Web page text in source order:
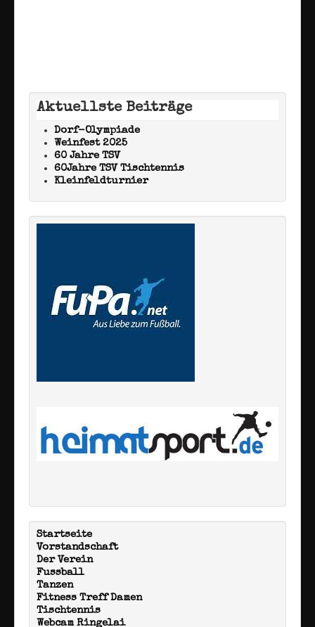
Aktuellste Beiträge
Dorf-Olympiade
Weinfest 2025
60 Jahre TSV
60Jahre TSV Tischtennis
Kleinfeldturnier
Startseite
Vorstandschaft
Der Verein
Fussball
Tanzen
Fitness Treff Damen
Tischtennis
Webcam Ringelai